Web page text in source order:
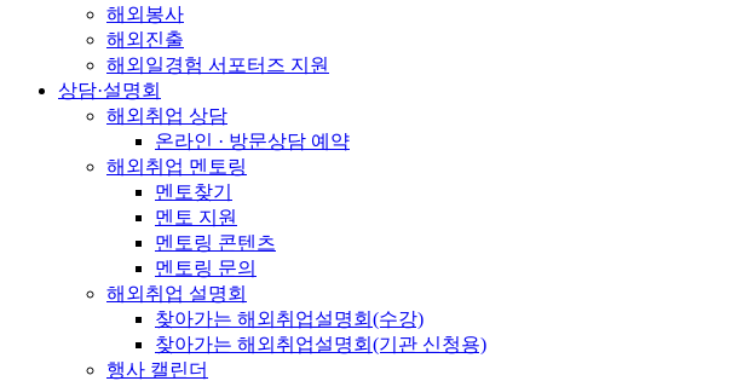
해외봉사
해외진출
해외일경험 서포터즈 지원
상담·설명회
해외취업 상담
온라인 · 방문상담 예약
해외취업 멘토링
멘토찾기
멘토 지원
멘토링 콘텐츠
멘토링 문의
해외취업 설명회
찾아가는 해외취업설명회(수강)
찾아가는 해외취업설명회(기관 신청용)
행사 캘린더